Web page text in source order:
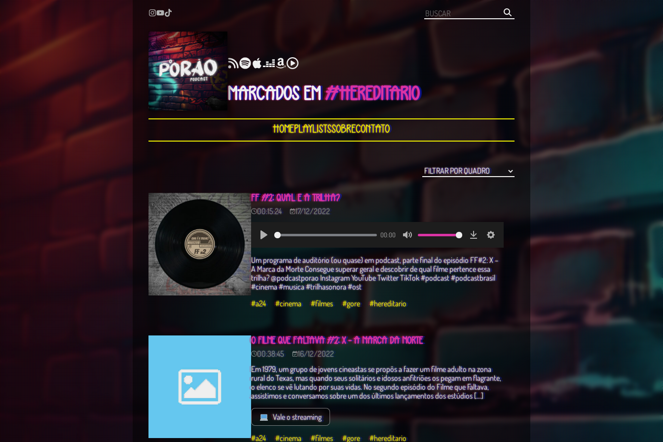
MARCADOS EM#HEREDITARIO
HomePlaylistsSobreContato
FF #2: QUAL É A TRILHA?
00:15:24 17/12/2022
00:00
Mute DownloadSettings
Um programa de auditório (ou quase) em podcast, parte final do episódio FF#2: X –
A Marca da Morte Consegue superar geral e descobrir de qual filme pertence essa
trilha? @podcastporao Instagram YouTube Twitter TikTok #podcast #podcastbrasil
#cinema #musica #trilhasonora #ost
#a24
#cinema #filmes #gore #hereditario
O FILME QUE FALTAVA #2: X - A MARCA DA MORTE
00:38:45
16/12/2022
Em 1979, um grupo de jovens cineastas se propôs a fazer um filme adulto na zona
rural do Texas, mas quando seus solitários e idosos anfitriões os pegam em flagrante,
o elenco se vê lutando por suas vidas. No segundo episódio do Filme que Faltava,
assistimos e conversamos sobre um dos últimos lançamentos dos estúdios […]
Vale o streaming
#a24 #cinema #filmes #gore #hereditario